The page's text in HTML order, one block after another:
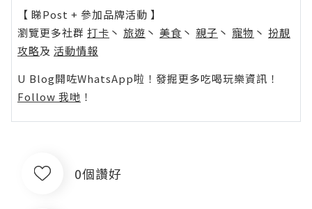
【 睇Post + 參加品牌活動 】
瀏覽更多社群 打卡 丶 旅遊 丶 美食 丶 親子 丶 寵物 丶 扮靚
攻略及 活動情報
U Blog開咗WhatsApp啦！發掘更多吃喝玩樂資訊！
Follow 我哋 ！
0個讚好